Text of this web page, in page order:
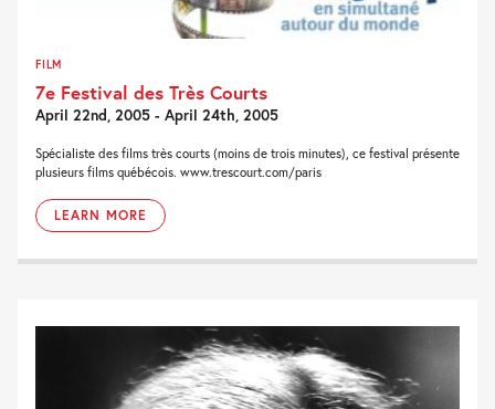
FILM
7e Festival des Très Courts
April 22nd, 2005 - April 24th, 2005
Spécialiste des films très courts (moins de trois minutes), ce festival présente
plusieurs films québécois. www.trescourt.com/paris
LEARN MORE